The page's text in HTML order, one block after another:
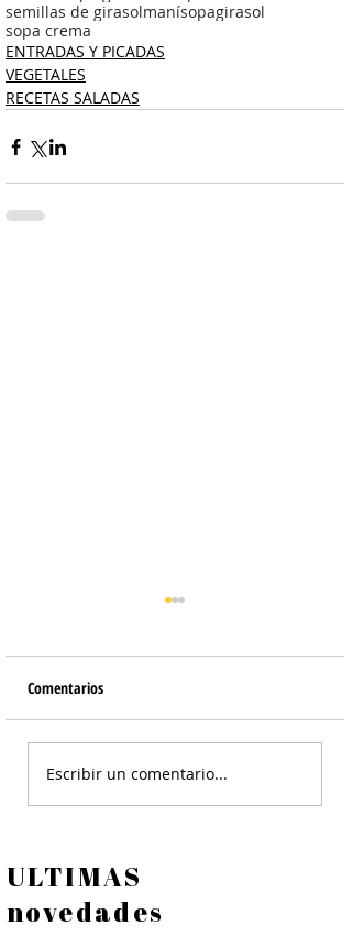
semillas de girasolmanísopagirasol
sopa crema
ENTRADAS Y PICADAS
VEGETALES
RECETAS SALADAS
Tortilla de Papines
Comentarios
Escribir un comentario...
ULTIMAS
novedades